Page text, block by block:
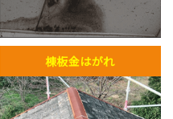
棟板金はがれ